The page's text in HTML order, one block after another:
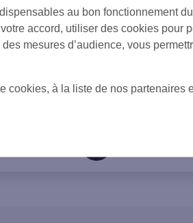
au bon fonctionnement
accord, utiliser des cookies pour
mesures d’audience, vous
cookies, à la liste de nos partenaires